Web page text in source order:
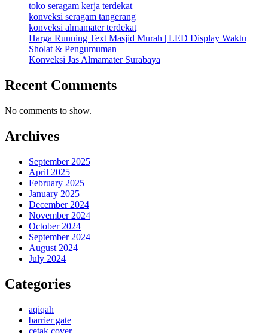
toko seragam kerja terdekat
konveksi seragam tangerang
konveksi almamater terdekat
Harga Running Text Masjid Murah | LED Display Waktu
Sholat & Pengumuman
Konveksi Jas Almamater Surabaya
Recent Comments
No comments to show.
Archives
September 2025
April 2025
February 2025
January 2025
December 2024
November 2024
October 2024
September 2024
August 2024
July 2024
Categories
aqiqah
barrier gate
cetak cover